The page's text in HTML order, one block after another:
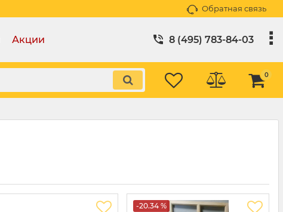
Обратная связь
Акции 8 (495) 783-84-03
0
-20.34 %